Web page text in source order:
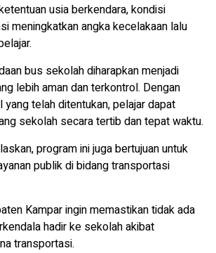
usia berkendara, kondisi
meningkatkan angka kecelakaan lalu
bus sekolah diharapkan menjadi
lebih aman dan terkontrol. Dengan
telah ditentukan, pelajar dapat
sekolah secara tertib dan tepat waktu.
program ini juga bertujuan untuk
publik di bidang transportasi
Kampar ingin memastikan tidak ada
hadir ke sekolah akibat
transportasi.